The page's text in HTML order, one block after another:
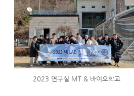
2023 연구실 MT & 바이오학교